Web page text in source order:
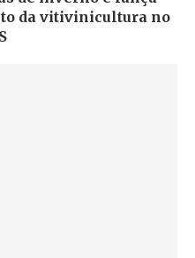
da vitivinicultura no